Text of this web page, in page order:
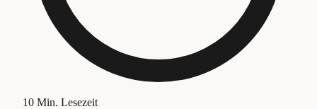
10 Min. Lesezeit